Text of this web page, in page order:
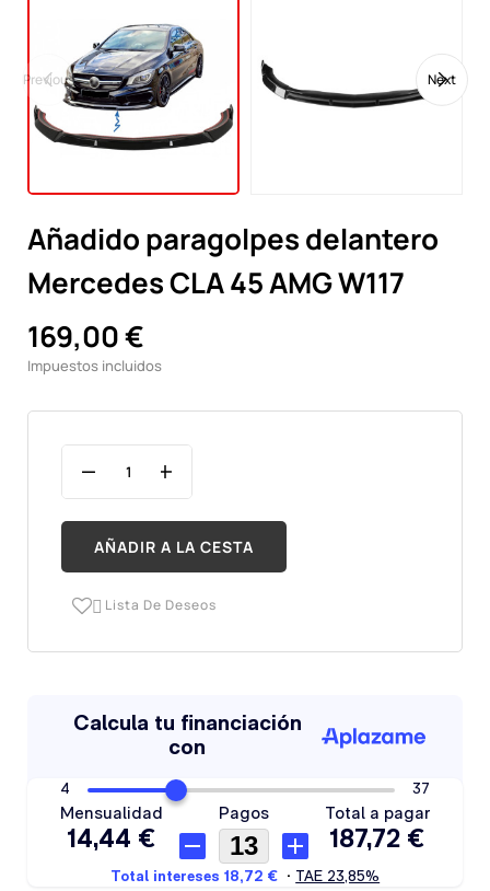
Previous Next
Añadido paragolpes delantero
Mercedes CLA 45 AMG W117
169,00 €
Impuestos incluidos
AÑADIR A LA CESTA
 Lista De Deseos